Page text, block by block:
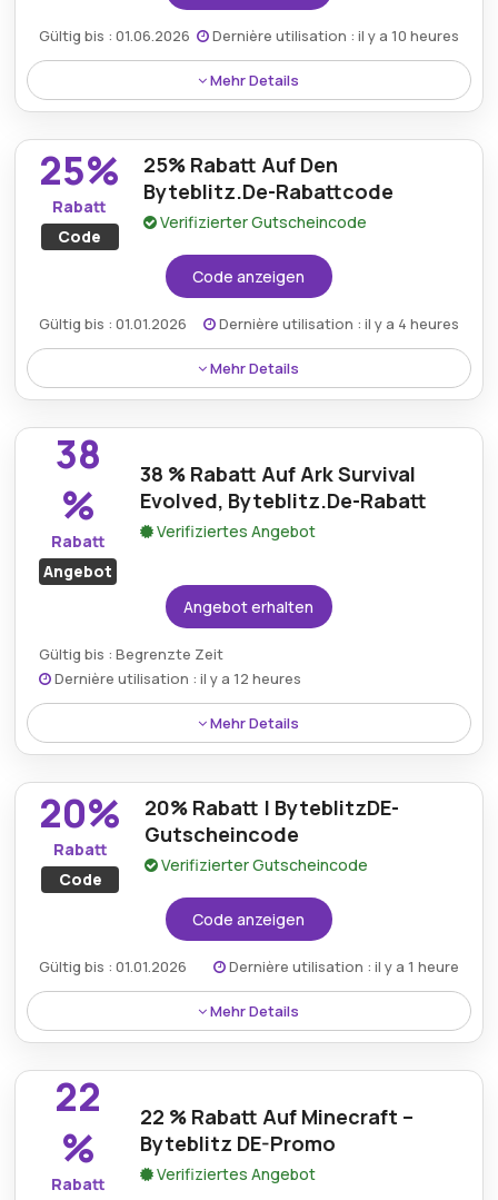
Gültig bis : 01.06.2026 Dernière utilisation : il y a 10 heures
Mehr Details
kauf von hytale-spielen.
Mindestkaufbetrag:Kein Minimum erforderlich
Berechtigung:
Art des Angebots:Zeitlich begrenztes Angebot
Kumulierbar:Nicht mit anderen Aktionen
Bedingungen:Weitere Informationen finden Sie
in den Bedingungen auf der Website des Händlers.
25%
Rabatt
Code
25% Rabatt Auf Den
Byteblitz.De-Rabattcode
Verifizierter Gutscheincode
Code anzeigen
Gültig bis : 01.01.2026 Dernière utilisation : il y a 4 heures
Mehr Details
Sichern Sie sich mit dem neuesten Byteblitz.de-
Rabattcode 25% Rabatt auf eine große Auswahl an
Spielen und genießen Sie so noch einfacher Top-
Titel zu reduzierten Preisen.
38
%
Rabatt
Angebot
38 % Rabatt Auf Ark Survival
Evolved, Byteblitz.De-Rabatt
Verifiziertes Angebot
Angebot erhalten
Gültig bis : Begrenzte Zeit
Dernière utilisation : il y a 12 heures
Mehr Details
Genießen Sie mit dem Byteblitz.de-Rabatt 38 %
Rabatt auf Ark: Survival Evolved und erhalten Sie so
Zugang zu spannenden Open-World-Dinosaurier-
Abenteuern zu einem günstigeren Preis.
20%
Rabatt
Code
20% Rabatt | ByteblitzDE-
Gutscheincode
Verifizierter Gutscheincode
Code anzeigen
Gültig bis : 01.01.2026 Dernière utilisation : il y a 1 heure
Mehr Details
Erhalten Sie mit dem ByteblitzDE-Gutscheincode
sofort 20% Rabatt auf ausgewählte Einkäufe und
sparen Sie so bei hochwertigen Spielerlebnissen.
22
%
Rabatt
22 % Rabatt Auf Minecraft –
Byteblitz DE-Promo
Verifiziertes Angebot